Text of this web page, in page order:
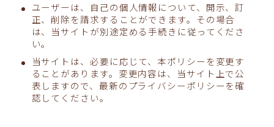
ユーザーは、自己の個人情報について、開示、訂
正、削除を請求することができます。その場合
は、当サイトが別途定める手続きに従ってくださ
い。
当サイトは、必要に応じて、本ポリシーを変更す
ることがあります。変更内容は、当サイト上で公
表しますので、最新のプライバシーポリシーを確
認してください。